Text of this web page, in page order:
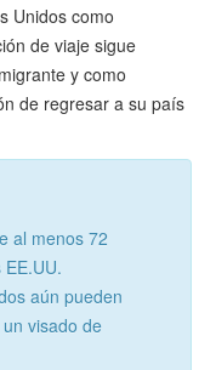
Unidos como
de viaje sigue
y como
de regresar a su país
al menos 72
aún pueden
visado de